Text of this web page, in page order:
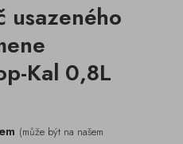
usazeného
Kal 0,8L
(může být na našem